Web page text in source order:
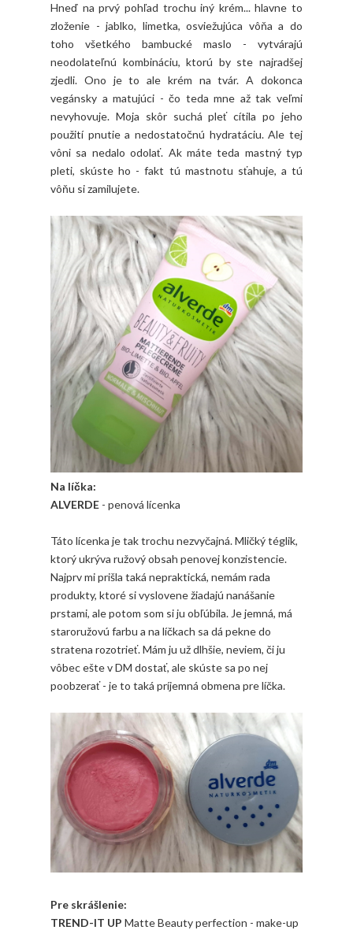
Hneď na prvý pohľad trochu iný krém... hlavne to
zloženie - jablko, limetka, osviežujúca vôňa a do
toho všetkého bambucké maslo - vytvárajú
neodolateľnú kombináciu, ktorú by ste najradšej
zjedli. Ono je to ale krém na tvár. A dokonca
vegánsky a matujúci - čo teda mne až tak veľmi
nevyhovuje. Moja skôr suchá pleť cítila po jeho
použití pnutie a nedostatočnú hydratáciu. Ale tej
vôni sa nedalo odolať. Ak máte teda mastný typ
pleti, skúste ho - fakt tú mastnotu sťahuje, a tú
vôňu si zamilujete.
Na líčka:
ALVERDE - penová lícenka
Táto lícenka je tak trochu nezvyčajná. Mličký téglik,
ktorý ukrýva ružový obsah penovej konzistencie.
Najprv mi prišla taká nepraktická, nemám rada
produkty, ktoré si vyslovene žiadajú nanášanie
prstami, ale potom som si ju obľúbila. Je jemná, má
staroružovú farbu a na líčkach sa dá pekne do
stratena rozotrieť. Mám ju už dlhšie, neviem, či ju
vôbec ešte v DM dostať, ale skúste sa po nej
poobzerať - je to taká príjemná obmena pre líčka.
Pre skrášlenie:
TREND-IT UP Matte Beauty perfection - make-up